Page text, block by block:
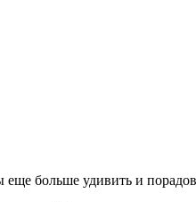
больше удивить и